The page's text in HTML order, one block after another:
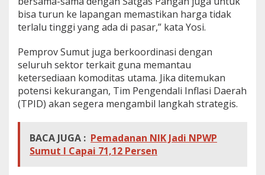
bisa turun ke lapangan memastikan harga tidak
terlalu tinggi yang ada di pasar,” kata Yosi.
Pemprov Sumut juga berkoordinasi dengan
seluruh sektor terkait guna memantau
ketersediaan komoditas utama. Jika ditemukan
potensi kekurangan, Tim Pengendali Inflasi Daerah
(TPID) akan segera mengambil langkah strategis.
BACA JUGA : Pemadanan NIK Jadi NPWP
Sumut I Capai 71,12 Persen